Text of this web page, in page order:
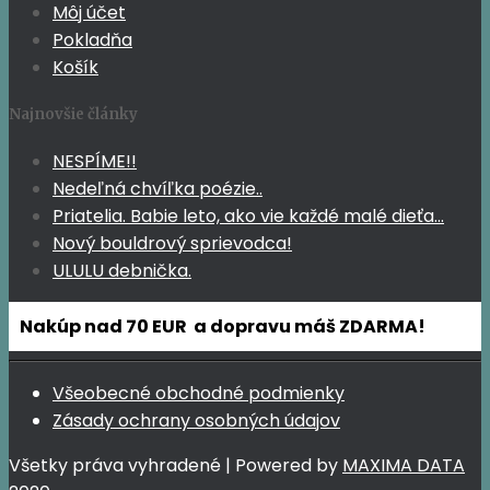
Môj účet
Pokladňa
Košík
Najnovšie články
NESPÍME!!
Nedeľná chvíľka poézie..
Priatelia. Babie leto, ako vie každé malé dieťa…
Nový bouldrový sprievodca!
ULULU debnička.
Nakúp nad 70 EUR a dopravu máš ZDARMA!
Všeobecné obchodné podmienky
Zásady ochrany osobných údajov
Všetky práva vyhradené | Powered by MAXIMA DATA